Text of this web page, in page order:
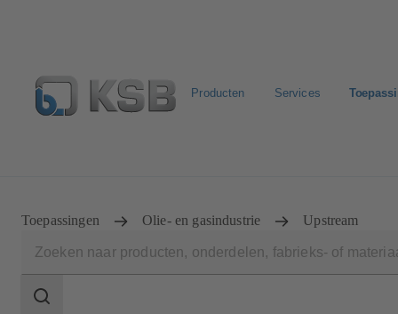
Producten Services
Toepassingen Olie- en gasindustrie Upstream
Zoekgebied